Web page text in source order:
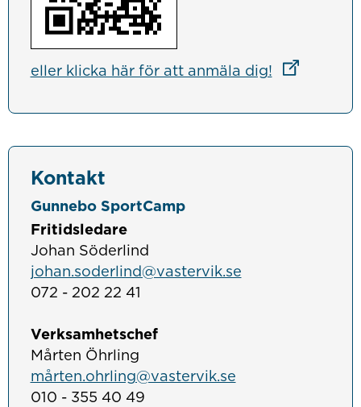
eller klicka här för att anmäla dig!Länk till
Kontakt
Gunnebo SportCamp
Fritidsledare
Johan Söderlind
johan.soderlind@vastervik.se
072 - 202 22 41
Verksamhetschef
Mårten Öhrling
mårten.ohrling@vastervik.se
010 - 355 40 49